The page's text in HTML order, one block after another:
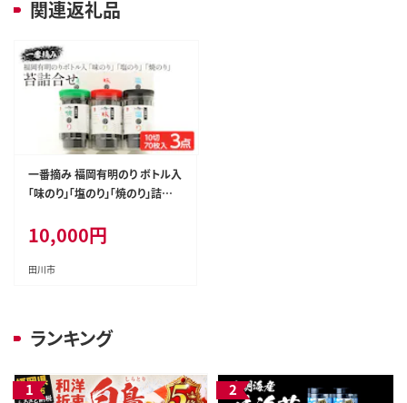
関連返礼品
一番摘み 福岡有明のり ボトル入
「味のり」「塩のり」「焼のり」詰合
10,000円
田川市
ランキング